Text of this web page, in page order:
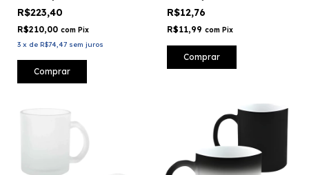
R$223,40
R$210,00 com Pix
3 x de R$74,47 sem juros
Comprar
R$12,76
R$11,99 com Pix